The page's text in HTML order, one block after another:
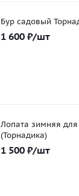
Бур садовый
1 600 ₽/шт
Лопата зимняя
(Торнадика)
1 500 ₽/шт